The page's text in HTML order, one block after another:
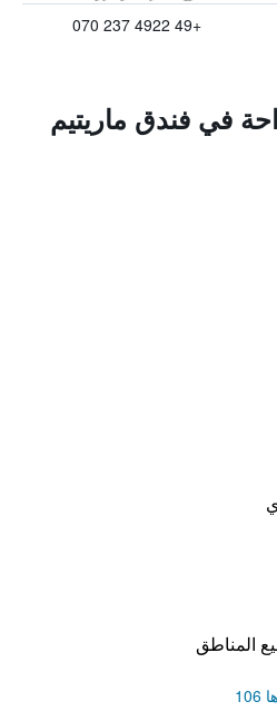
+49 4922 237 070
في فندق ماريتيم
المناطق